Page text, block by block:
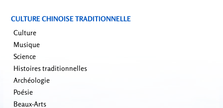
CULTURE CHINOISE TRADITIONNELLE
Culture
Musique
Science
Histoires traditionnelles
Archéologie
Poésie
Beaux-Arts